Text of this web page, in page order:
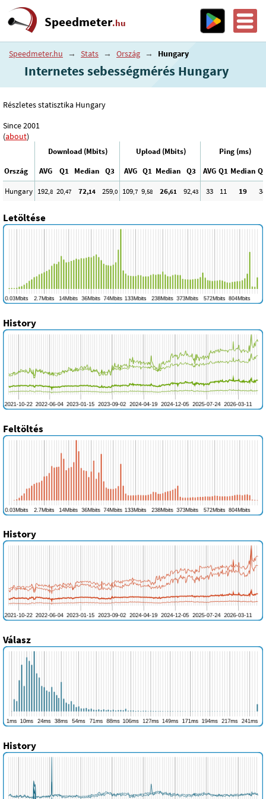
Speedmeter.hu
Speedmeter.hu → Stats → Ország → Hungary
Internetes sebességmérés Hungary
Részletes statisztika Hungary
Since 2001
(about)
Download (Mbits) Upload (Mbits)
Ping (ms)
Ország
AVG Q1 Median Q3 AVG Q1 Median Q3 AVG Q1 Median
Hungary 192,8 20,47 72,14 259,0 109,7 9,58 26,61 92,43 33 11 19 34
Letöltése
History
Feltöltés
History
Válasz
History